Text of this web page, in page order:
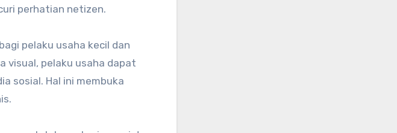
perhatian netizen.
pelaku usaha kecil dan
visual, pelaku usaha dapat
sosial. Hal ini membuka